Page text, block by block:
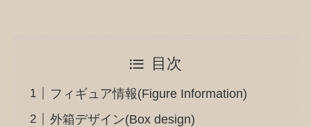
目次
フィギュア情報(Figure Information)
外箱デザイン(Box design)